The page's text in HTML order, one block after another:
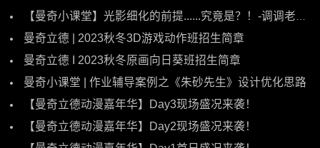
【曼奇小课堂】光影细化的前提......究竟是？！-调调老师改图时间
曼奇立德 | 2023秋冬3D游戏动作班招生简章
曼奇立德 I 2023秋冬原画向日葵班招生简章
曼奇小课堂 | 作业辅导案例之《朱砂先生》设计优化思路
【曼奇立德动漫嘉年华】Day3现场盛况来袭！
【曼奇立德动漫嘉年华】Day2现场盛况来袭！